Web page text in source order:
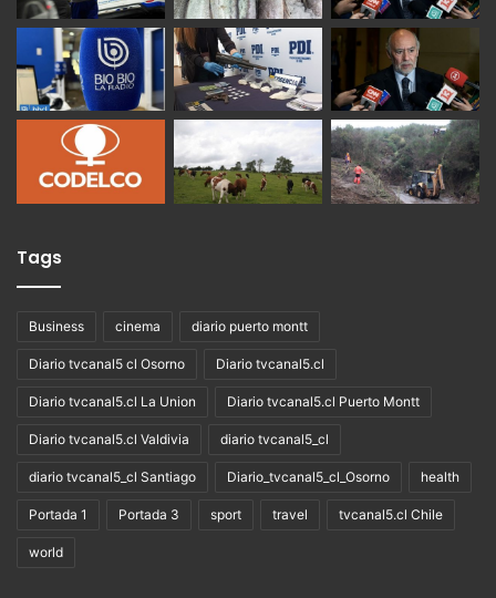
Tags
Business cinema diario puerto montt
Diario tvcanal5 cl Osorno Diario tvcanal5.cl
Diario tvcanal5.cl La Union Diario tvcanal5.cl Puerto Montt
Diario tvcanal5.cl Valdivia diario tvcanal5_cl
diario tvcanal5_cl Santiago Diario_tvcanal5_cl_Osorno health
Portada 1 Portada 3 sport travel tvcanal5.cl Chile
world